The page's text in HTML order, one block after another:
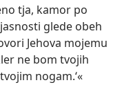
tja, kamor po
glede obeh
Jehova mojemu
ne bom tvojih
nogam.‘«